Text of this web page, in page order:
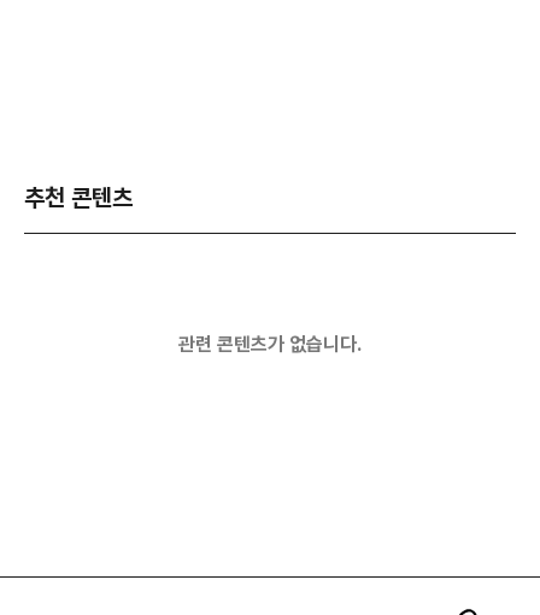
추천 콘텐츠
관련 콘텐츠가 없습니다.